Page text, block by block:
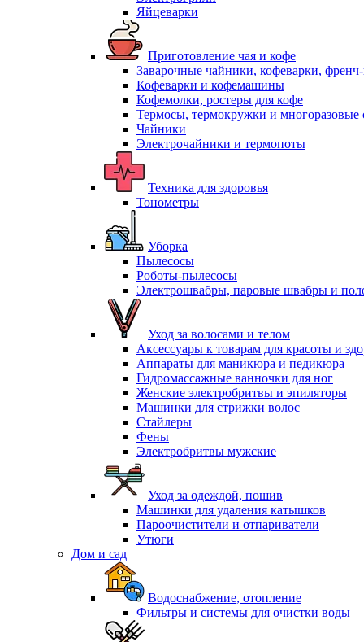
Яйцеварки
Приготовление чая и кофе
Заварочные чайники, кофеварки,
Кофеварки и кофемашины
Кофемолки, ростеры для кофе
Термосы, термокружки и многоразовые
Чайники
Электрочайники и термопоты
Техника для здоровья
Тонометры
Уборка
Пылесосы
Роботы-пылесосы
Электрошвабры, паровые швабры и
Уход за волосами и телом
Аксессуары к товарам для красоты и
Аппараты для маникюра и педикюра
Гидромассажные ванночки для ног
Женские электробритвы и эпиляторы
Машинки для стрижки волос
Стайлеры
Фены
Электробритвы мужские
Уход за одеждой, пошив
Машинки для удаления катышков
Пароочистители и отпариватели
Утюги
Дом и сад
Водоснабжение, отопление
Фильтры и системы для очистки воды